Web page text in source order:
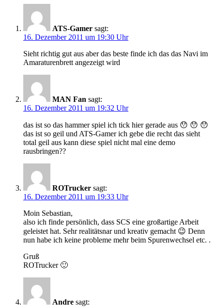
ATS-Gamer sagt:
16. Dezember 2011 um 19:30 Uhr
Sieht richtig gut aus aber das beste finde ich das das Navi im
Amaraturenbrett angezeigt wird
MAN Fan sagt:
16. Dezember 2011 um 19:32 Uhr
das ist so das hammer spiel ich tick hier gerade aus 😯 😯 😯
das ist so geil und ATS-Gamer ich gebe die recht das sieht
total geil aus kann diese spiel nicht mal eine demo
rausbringen??
ROTrucker sagt:
16. Dezember 2011 um 19:33 Uhr
Moin Sebastian,
also ich finde persönlich, dass SCS eine großartige Arbeit
geleistet hat. Sehr realitätsnar und kreativ gemacht 😉 Denn
nun habe ich keine probleme mehr beim Spurenwechsel etc. .
Gruß
ROTrucker 🙂
Andre sagt: